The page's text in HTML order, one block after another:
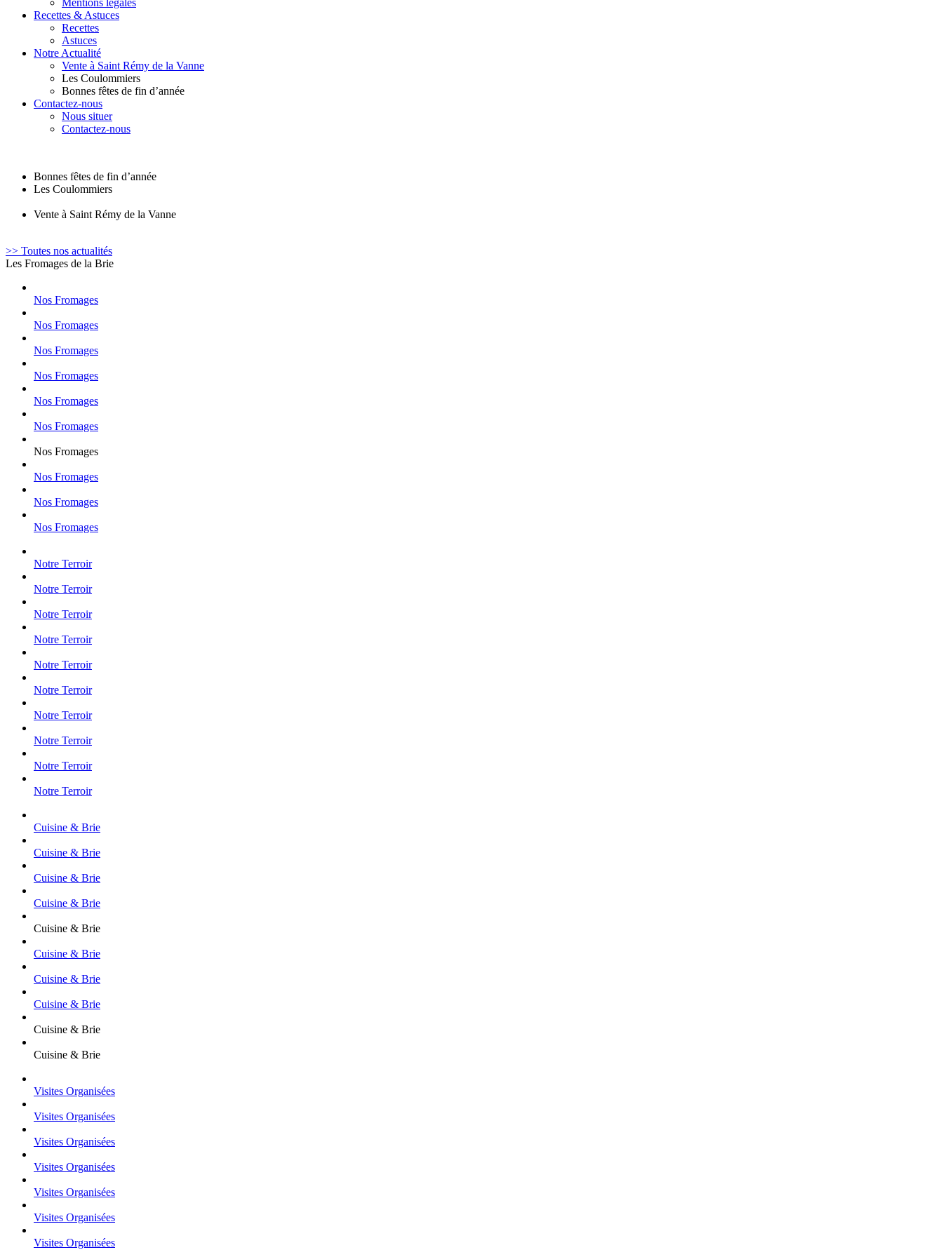
Mentions légales
Recettes & Astuces
Recettes
Astuces
Notre Actualité
Vente à Saint Rémy de la Vanne
Les Coulommiers
Bonnes fêtes de fin d’année
Contactez-nous
Nous situer
Contactez-nous
Bonnes fêtes de fin d’année
Les Coulommiers
Vente à Saint Rémy de la Vanne
>> Toutes nos actualités
Les Fromages de la Brie
Nos Fromages
Nos Fromages
Nos Fromages
Nos Fromages
Nos Fromages
Nos Fromages
Nos Fromages
Nos Fromages
Nos Fromages
Nos Fromages
Notre Terroir
Notre Terroir
Notre Terroir
Notre Terroir
Notre Terroir
Notre Terroir
Notre Terroir
Notre Terroir
Notre Terroir
Notre Terroir
Cuisine & Brie
Cuisine & Brie
Cuisine & Brie
Cuisine & Brie
Cuisine & Brie
Cuisine & Brie
Cuisine & Brie
Cuisine & Brie
Cuisine & Brie
Cuisine & Brie
Visites Organisées
Visites Organisées
Visites Organisées
Visites Organisées
Visites Organisées
Visites Organisées
Visites Organisées